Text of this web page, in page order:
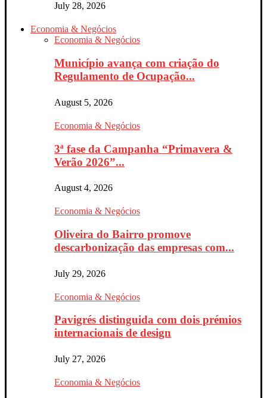
July 28, 2026
Economia & Negócios
Economia & Negócios
Município avança com criação do
Regulamento de Ocupação...
August 5, 2026
Economia & Negócios
3ª fase da Campanha “Primavera &
Verão 2026”...
August 4, 2026
Economia & Negócios
Oliveira do Bairro promove
descarbonização das empresas com...
July 29, 2026
Economia & Negócios
Pavigrés distinguida com dois prémios
internacionais de design
July 27, 2026
Economia & Negócios